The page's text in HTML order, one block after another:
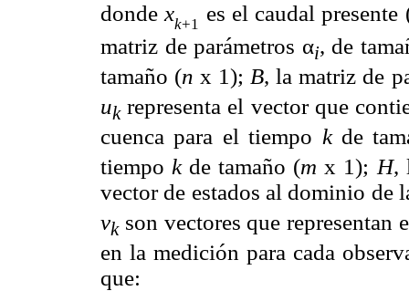
dondexk+1 es el caudal
matriz de parámetros αi, de
tamaño (n x 1); B, la matriz de
ukrepresenta el vector que
cuenca para el tiempo kde
tiempo kde tamaño (m x 1); H,
vector de estados al dominio de
vkson vectores que representan
en la medición para cada
que: